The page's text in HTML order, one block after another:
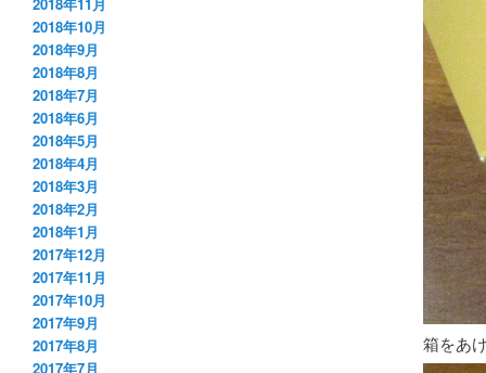
箱をあ
2018年11月
2018年10月
2018年9月
2018年8月
2018年7月
2018年6月
2018年5月
2018年4月
2018年3月
2018年2月
2018年1月
2017年12月
2017年11月
2017年10月
2017年9月
2017年8月
2017年7月